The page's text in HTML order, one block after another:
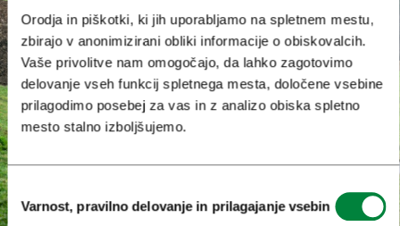
Orodja in piškotki, ki jih uporabljamo na spletnem mestu,
zbirajo v anonimizirani obliki informacije o obiskovalcih.
Vaše privolitve nam omogočajo, da lahko zagotovimo
delovanje vseh funkcij spletnega mesta, določene vsebine
prilagodimo posebej za vas in z analizo obiska spletno
mesto stalno izboljšujemo.
Izbira
soglasja
Varnost, pravilno delovanje in prilagajanje vsebin